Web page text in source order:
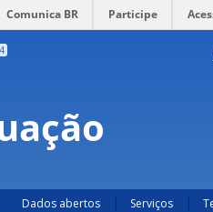
Comunica BR Participe
4
Dados abertos Serviços